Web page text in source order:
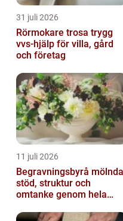
31 juli 2026
Rörmokare trosa trygg
vvs-hjälp för villa, gård
och företag
11 juli 2026
Begravningsbyrå
stöd, struktur och
omtanke genom hela